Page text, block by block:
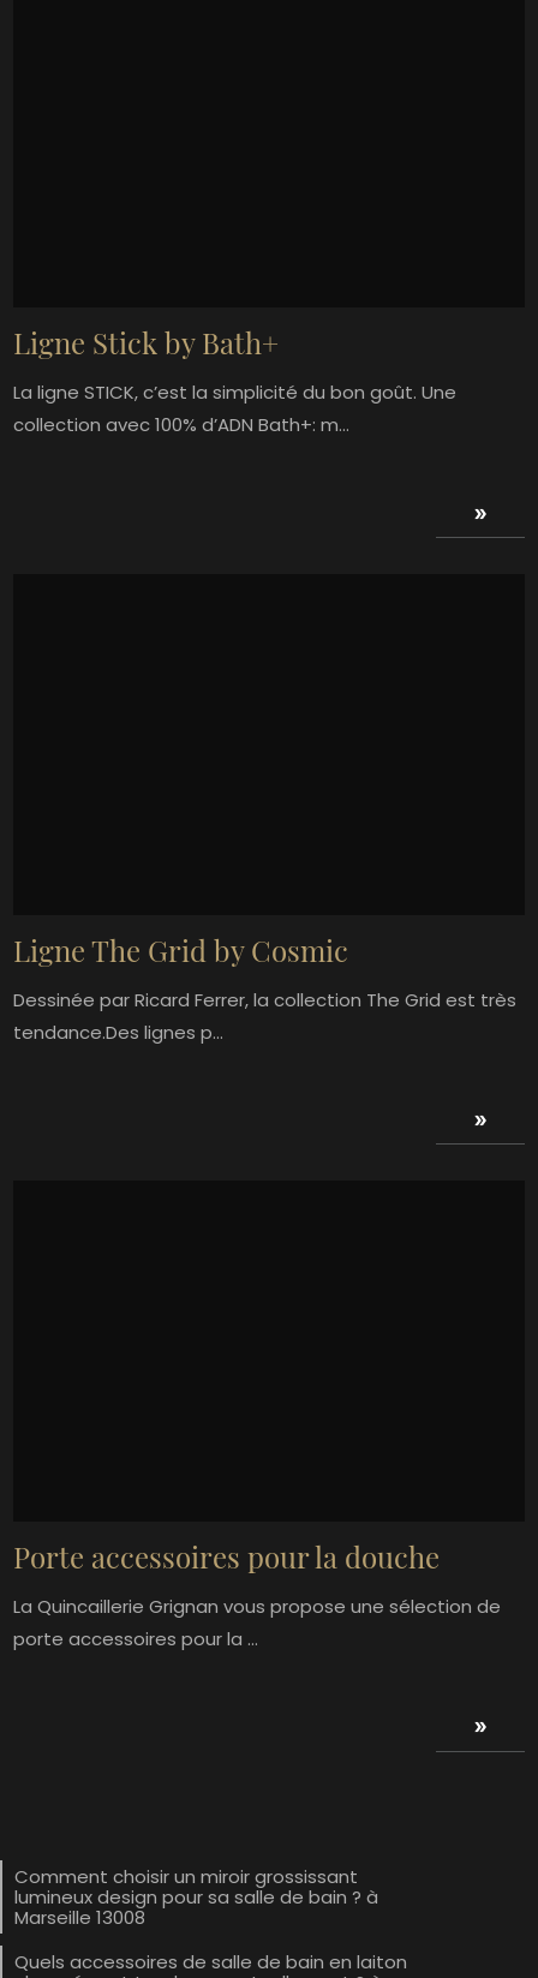
Ligne Stick by Bath+
La ligne STICK, c’est la simplicité du bon goût. Une
collection avec 100% d’ADN Bath+: m...
double_arrow
Ligne The Grid by Cosmic
Dessinée par Ricard Ferrer, la collection The Grid est très
tendance.Des lignes p...
double_arrow
Porte accessoires pour la douche
La Quincaillerie Grignan vous propose une sélection de
porte accessoires pour la ...
double_arrow
Comment choisir un miroir grossissant
lumineux design pour sa salle de bain ? à
Marseille 13008
Quels accessoires de salle de bain en laiton